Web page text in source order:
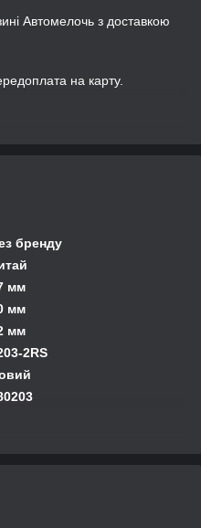
Автомелочь з доставкою
на карту.
бренду
мм
мм
мм
2RS